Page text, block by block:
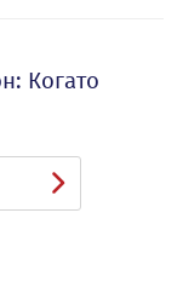
Когато